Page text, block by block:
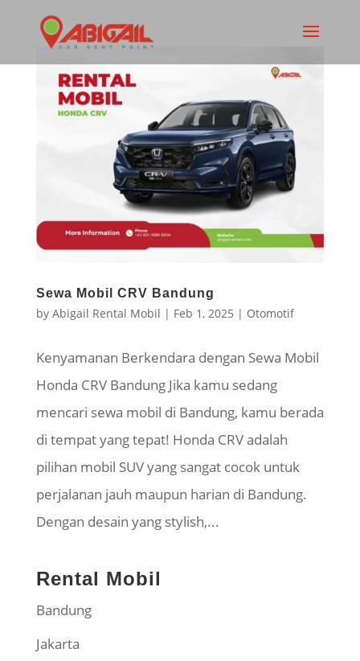
Sewa Mobil CRV Bandung
by Abigail Rental Mobil | Feb 1, 2025 | Otomotif
Kenyamanan Berkendara dengan Sewa Mobil
Honda CRV Bandung Jika kamu sedang
mencari sewa mobil di Bandung, kamu berada
di tempat yang tepat! Honda CRV adalah
pilihan mobil SUV yang sangat cocok untuk
perjalanan jauh maupun harian di Bandung.
Dengan desain yang stylish,...
Rental Mobil
Bandung
Jakarta